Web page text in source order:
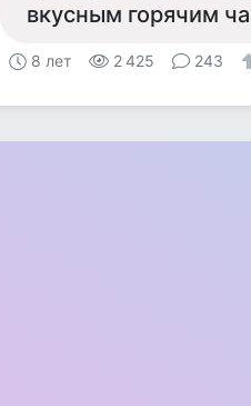
вкусным горячим
8 лет 2 425 243